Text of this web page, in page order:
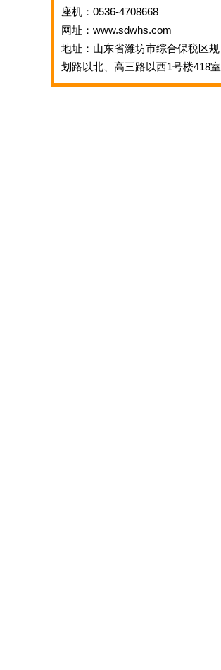
座机：0536-4708668
网址：www.sdwhs.com
地址：山东省潍坊市综合保税区规
划路以北、高三路以西1号楼418室